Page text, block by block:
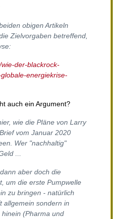
obigen Artikeln
Zielvorgaben betreffend,
der-blackrock-
energiekrise-
auch ein Argument?
wie die Pläne von Larry
vom Januar 2020
Wer "nachhaltig"
...
aber doch die
um die erste Pumpwelle
zu bringen - natürlich
allgemein sondern in
(Pharma und